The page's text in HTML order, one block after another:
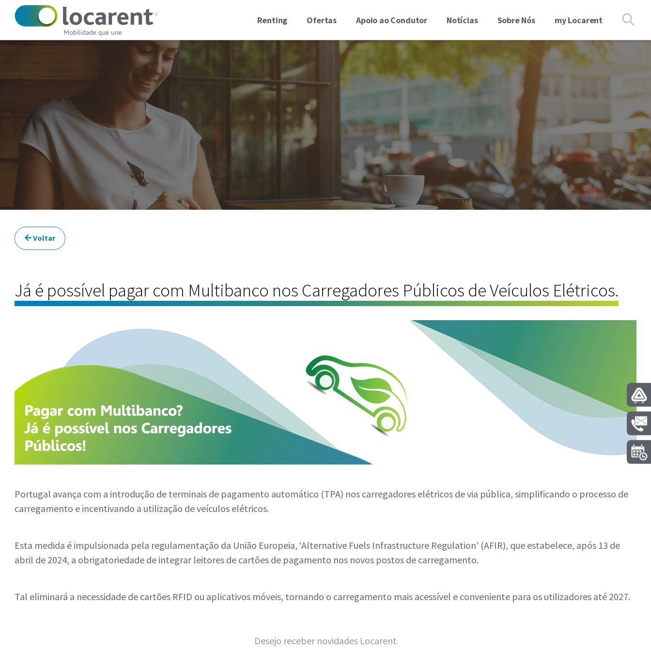
Renting Ofertas Apoio ao Condutor Notícias Sobre Nós my Locarent
Voltar
Já é possível pagar com Multibanco nos Carregadores Públicos de Veículos Elétricos.
Portugal avança com a introdução de terminais de pagamento automático (TPA) nos carregadores elétricos de via pública, simplificando o processo de
carregamento e incentivando a utilização de veículos elétricos.
Esta medida é impulsionada pela regulamentação da União Europeia, ‘Alternative Fuels Infrastructure Regulation’ (AFIR), que estabelece, após 13 de
abril de 2024, a obrigatoriedade de integrar leitores de cartões de pagamento nos novos postos de carregamento.
Tal eliminará a necessidade de cartões RFID ou aplicativos móveis, tornando o carregamento mais acessível e conveniente para os utilizadores até 2027.
Desejo receber novidades Locarent